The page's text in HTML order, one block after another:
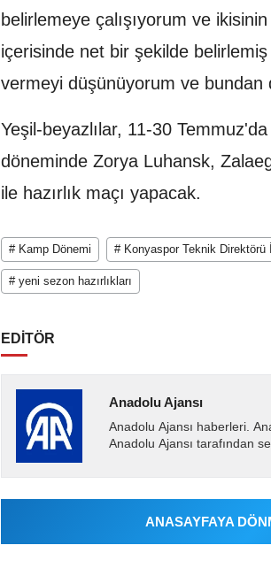
belirlemeye çalışıyorum ve
içerisinde net bir şekilde
vermeyi düşünüyorum ve bundan
Yeşil-beyazlılar, 11-30
döneminde Zorya Luhansk,
ile hazırlık maçı yapacak.
# Kamp Dönemi # Konyaspor Teknik Direktörü
# yeni sezon hazırlıkları
EDİTÖR
Anadolu Ajansı
Anadolu Ajansı haberleri.
Anadolu Ajansı tarafından
ANASAYFAYA